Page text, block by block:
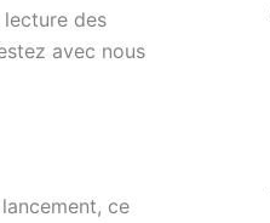
lecture des
avec nous
ce